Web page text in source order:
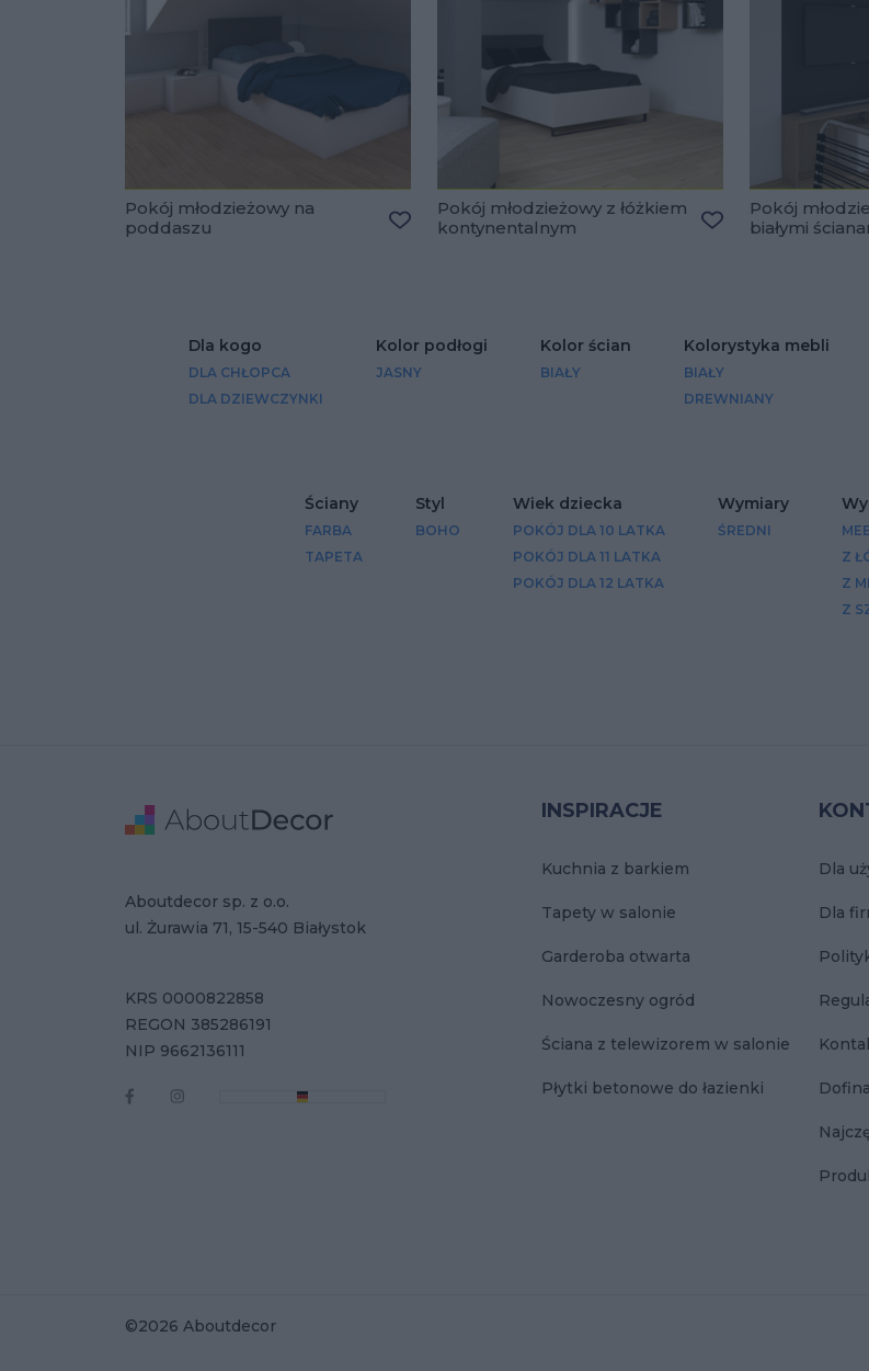
Pokój młodzieżowy na
poddaszu
Pokój młodzieżowy z łóżkiem
kontynentalnym
Pokój
białymi
Dla kogo
DLA CHŁOPCA
DLA DZIEWCZYNKI
Kolor podłogi
JASNY
Kolor ścian
BIAŁY
Kolorystyka mebli
BIAŁY
DREWNIANY
Ściany
FARBA
TAPETA
Styl
BOHO
Wiek dziecka
POKÓJ DLA 10 LATKA
POKÓJ DLA 11 LATKA
POKÓJ DLA 12 LATKA
Wymiary
ŚREDNI
Z
Z
Z
INSPIRACJE
Kuchnia z barkiem
Tapety w salonie
Garderoba otwarta
Nowoczesny ogród
Ściana z telewizorem w salonie
Płytki betonowe do łazienki
Dla
Dla
Adres
Aboutdecor sp. z o.o.
ul. Żurawia 71, 15-540 Białystok
Dane Firmy
KRS 0000822858
REGON 385286191
NIP 9662136111
©2026 Aboutdecor